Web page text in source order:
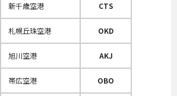
新千歳空港 CTS
札幌丘珠空港 OKD
旭川空港 AKJ
帯広空港 OBO